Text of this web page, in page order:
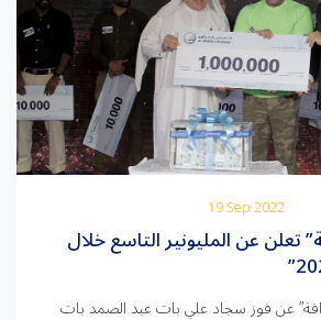
19 Sep 2022
تعلن عن المليونير التاسع خلال
عن فوز سجاد علي بات عبد الصمد بات